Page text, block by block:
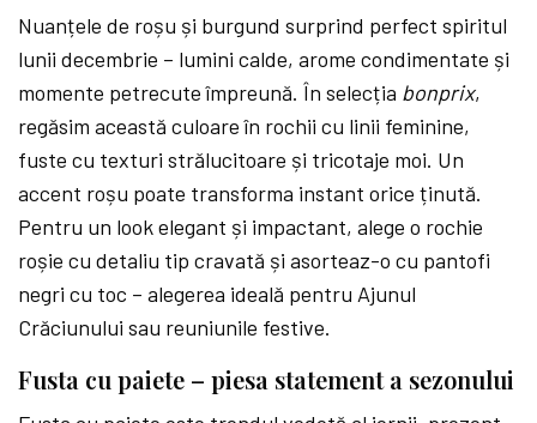
Nuanțele de roșu și burgund surprind perfect spiritul
lunii decembrie – lumini calde, arome condimentate și
momente petrecute împreună. În selecția bonprix,
regăsim această culoare în rochii cu linii feminine,
fuste cu texturi strălucitoare și tricotaje moi. Un
accent roșu poate transforma instant orice ținută.
Pentru un look elegant și impactant, alege o rochie
roșie cu detaliu tip cravată și asorteaz-o cu pantofi
negri cu toc – alegerea ideală pentru Ajunul
Crăciunului sau reuniunile festive.
Fusta cu paiete – piesa statement a sezonului